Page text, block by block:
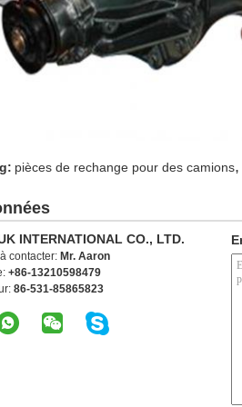
pièces de rechange pour des camions,
INTERNATIONAL CO., LTD.
contacter: Mr. Aaron
+86-13210598479
86-531-85865823